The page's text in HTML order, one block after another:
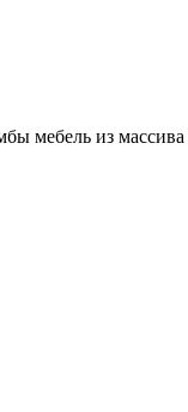
мебель из массива